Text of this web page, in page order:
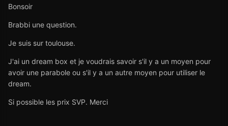
Bonsoir
Brabbi une question.
Je suis sur toulouse.
J'ai un dream box et je voudrais savoir s'il y a un moyen pour
avoir une parabole ou s'il y a un autre moyen pour utiliser le
dream.
Si possible les prix SVP. Merci